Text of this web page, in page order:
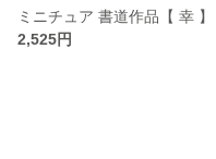
ミニチュア 書道作品【 幸 】
2,525円